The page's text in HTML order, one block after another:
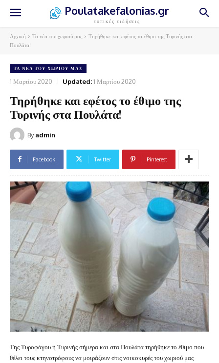
Poulatakefalonias.gr
τοπικές ειδήσεις
Αρχική Τα νέα του χωριού μας
Τηρήθηκε και εφέτος το έθιμο της Τυρινής στα
Πουλάτα!
ΤΑ ΝΈΑ ΤΟΥ ΧΩΡΙΟΎ ΜΑΣ
1 Μαρτίου 2020 Updated:1 Μαρτίου 2020
Τηρήθηκε και εφέτος το έθιμο της
Τυρινής στα Πουλάτα!
By admin
Facebook Twitter Pinterest
Της Τυροφάγου ή Τυρινής σήμερα και στα Πουλάτα τηρήθηκε το έθιμο που
θέλει τους κτηνοτρόφους να μοιράζουν στις νοικοκυρές του χωριού μας